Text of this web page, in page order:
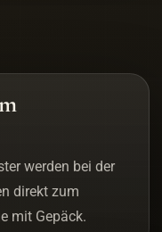
werden bei der
direkt zum
mit Gepäck.